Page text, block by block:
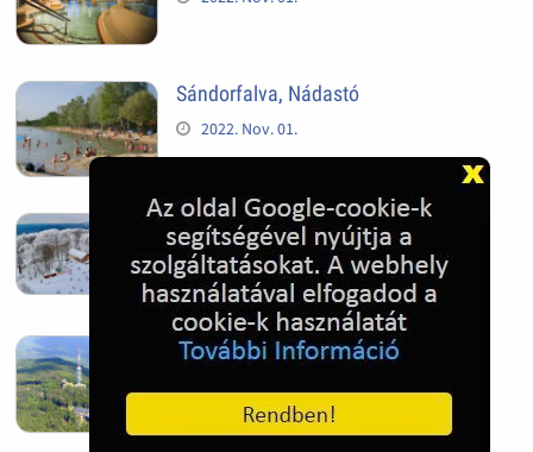
Sándorfalva, Nádastó
2022. Nov. 01.
Hóban gyakran gazdag télen a
Kékestető
2022. Nov. 01.
Kékestető település